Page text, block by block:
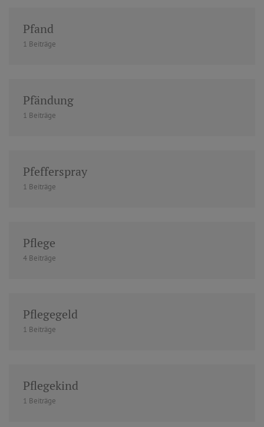
Pfand
1 Beiträge
Pfändung
1 Beiträge
Pfefferspray
1 Beiträge
Pflege
4 Beiträge
Pflegegeld
1 Beiträge
Pflegekind
1 Beiträge